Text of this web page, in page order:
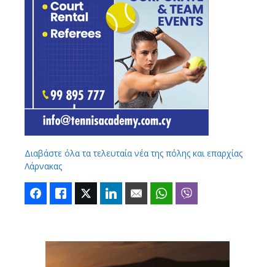
Διαβάστε όλα τα τελευταία νέα της πόλης και επαρχίας
Λάρνακας
FacebookLike Twitter LinkedIn Email WhatsApp